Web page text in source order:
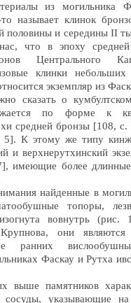
из могильника
называет клинок
половины и середины II
что в эпоху
Центрального
клинки
экземпляр из
сказать о кумбултском
по форме к
средней бронзы [108,
К этому же типу
и верхнерутхинский
имеющие более длинные
найденные в
топоры,
изогнута вовнутрь
они являются
ранних
Фаскау и Рутха
выше памятников
сосуды, указывающие на